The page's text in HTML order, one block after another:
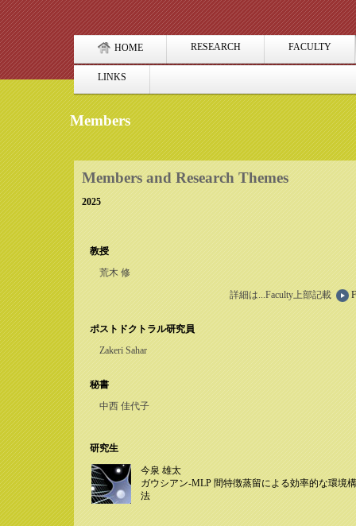
HOME RESEARCH FACULTY
LINKS
Members
Members and Research Themes
2025
教授
荒木 修
詳細は...Faculty上部記載
ポストドクトラル研究員
Zakeri Sahar
秘書
中西 佳代子
研究生
今泉 雄太
ガウシアン-MLP 間特徴蒸留による効率的な環境
法